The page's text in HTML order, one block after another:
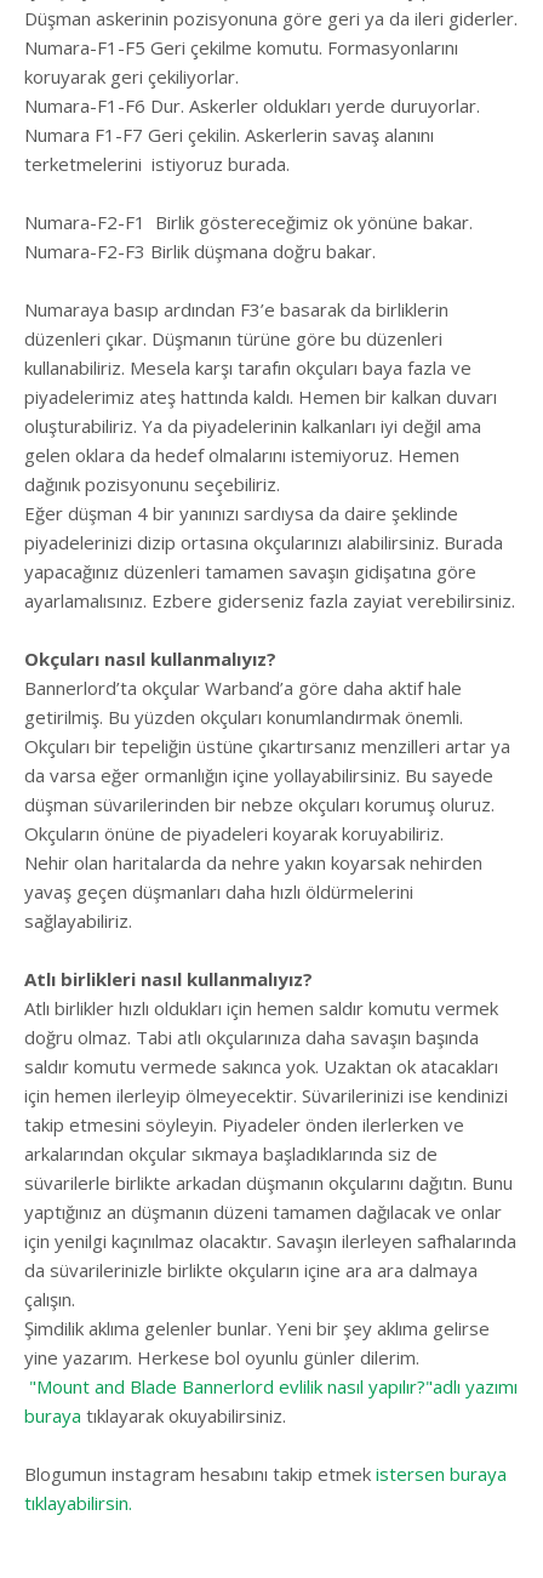
Düşman askerinin pozisyonuna göre geri ya da ileri giderler.
Numara-F1-F5 Geri çekilme komutu. Formasyonlarını
koruyarak geri çekiliyorlar.
Numara-F1-F6 Dur. Askerler oldukları yerde duruyorlar.
Numara F1-F7 Geri çekilin. Askerlerin savaş alanını
terketmelerini istiyoruz burada.
Numara-F2-F1
Birlik göstereceğimiz ok yönüne bakar.
Numara-F2-F3 Birlik düşmana doğru bakar.
Numaraya basıp ardından F3’e basarak da birliklerin
düzenleri çıkar. Düşmanın türüne göre bu düzenleri
kullanabiliriz. Mesela karşı tarafın okçuları baya fazla ve
piyadelerimiz ateş hattında kaldı. Hemen bir kalkan duvarı
oluşturabiliriz. Ya da piyadelerinin kalkanları iyi değil ama
gelen oklara da hedef olmalarını istemiyoruz. Hemen
dağınık pozisyonunu seçebiliriz.
Eğer düşman 4 bir yanınızı sardıysa da daire şeklinde
piyadelerinizi dizip ortasına okçularınızı alabilirsiniz. Burada
yapacağınız düzenleri tamamen savaşın gidişatına göre
ayarlamalısınız. Ezbere giderseniz fazla zayiat verebilirsiniz.
Okçuları nasıl kullanmalıyız?
Bannerlord’ta okçular Warband’a göre daha aktif hale
getirilmiş. Bu yüzden okçuları konumlandırmak önemli.
Okçuları bir tepeliğin üstüne çıkartırsanız menzilleri artar ya
da varsa eğer ormanlığın içine yollayabilirsiniz. Bu sayede
düşman süvarilerinden bir nebze okçuları korumuş oluruz.
Okçuların önüne de piyadeleri koyarak koruyabiliriz.
Nehir olan haritalarda da nehre yakın koyarsak nehirden
yavaş geçen düşmanları daha hızlı öldürmelerini
sağlayabiliriz.
Atlı birlikleri nasıl kullanmalıyız?
Atlı birlikler hızlı oldukları için hemen saldır komutu vermek
doğru olmaz. Tabi atlı okçularınıza daha savaşın başında
saldır komutu vermede sakınca yok. Uzaktan ok atacakları
için hemen ilerleyip ölmeyecektir. Süvarilerinizi ise kendinizi
takip etmesini söyleyin. Piyadeler önden ilerlerken ve
arkalarından okçular sıkmaya başladıklarında siz de
süvarilerle birlikte arkadan düşmanın okçularını dağıtın. Bunu
yaptığınız an düşmanın düzeni tamamen dağılacak ve onlar
için yenilgi kaçınılmaz olacaktır. Savaşın ilerleyen safhalarında
da süvarilerinizle birlikte okçuların içine ara ara dalmaya
çalışın.
Şimdilik aklıma gelenler bunlar. Yeni bir şey aklıma gelirse
yine yazarım. Herkese bol oyunlu günler dilerim.
"Mount and Blade Bannerlord evlilik nasıl yapılır?"adlı yazımı
buraya tıklayarak okuyabilirsiniz.
Blogumun instagram hesabını takip etmek istersen buraya
tıklayabilirsin.